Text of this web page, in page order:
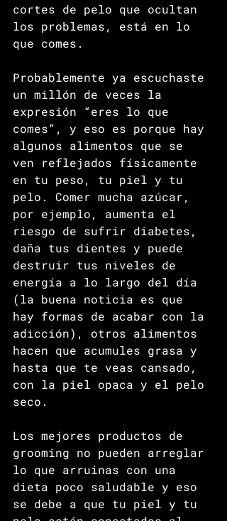
cortes de pelo que ocultan
los problemas, está en lo
que comes.
Probablemente ya escuchaste
un millón de veces la
expresión “eres lo que
comes”, y eso es porque hay
algunos alimentos que se
ven reflejados físicamente
en tu peso, tu piel y tu
pelo. Comer mucha azúcar,
por ejemplo, aumenta el
riesgo de sufrir diabetes,
daña tus dientes y puede
destruir tus niveles de
energía a lo largo del día
(la buena noticia es que
hay formas de acabar con la
adicción), otros alimentos
hacen que acumules grasa y
hasta que te veas cansado,
con la piel opaca y el pelo
seco.
Los mejores productos de
grooming no pueden arreglar
lo que arruinas con una
dieta poco saludable y eso
se debe a que tu piel y tu